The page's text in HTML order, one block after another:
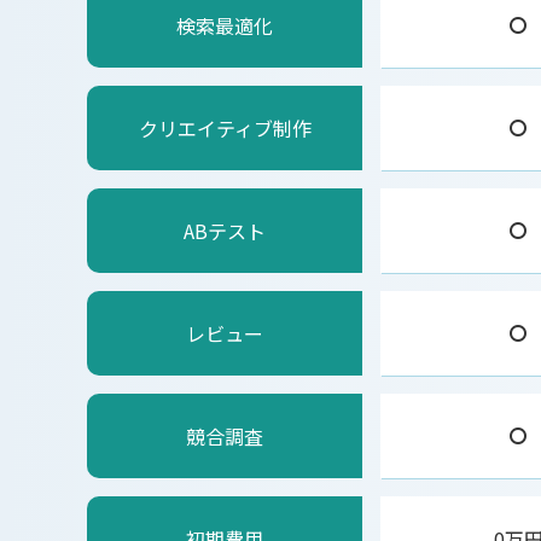
検索最適化
クリエイティブ制作
ABテスト
レビュー
競合調査